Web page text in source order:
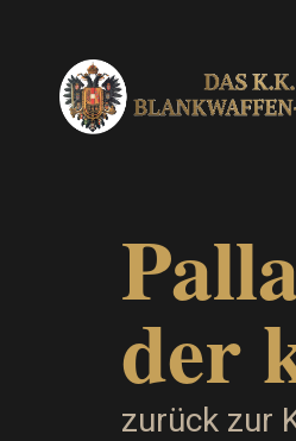
Inhalt
springen
der
zurück zur